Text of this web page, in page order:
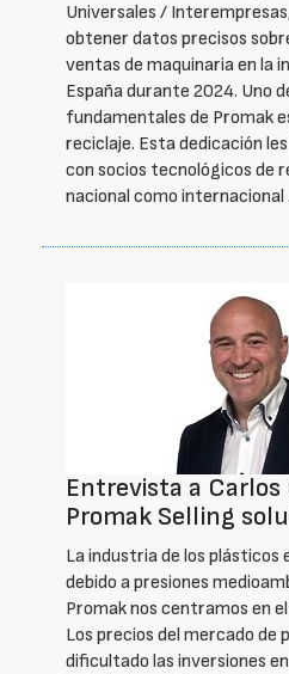
Universales /
obtener datos precisos
ventas de maquinaria en la
España durante 2024. Uno
fundamentales de Promak
reciclaje. Esta dedicación
con socios tecnológicos de
nacional como internacional
Entrevista a Carlos
Promak Selling
La industria de los
debido a presiones
Promak nos centramos en
Los precios del mercado de
dificultado las inversiones